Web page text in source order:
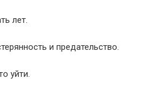
лет.
и предательство.
уйти.